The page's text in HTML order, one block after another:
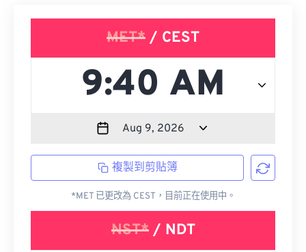
MET* / CEST
複製到剪貼簿
*MET 已更改為 CEST，目前正在使用中。
NST*/ NDT